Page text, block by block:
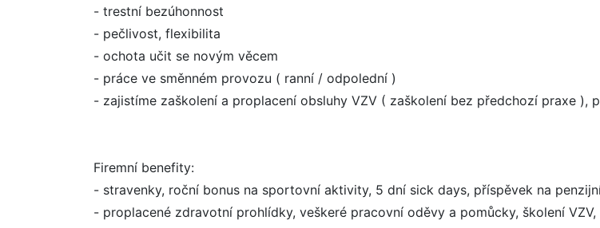
- trestní bezúhonnost
- pečlivost, flexibilita
- ochota učit se novým věcem
- práce ve směnném provozu ( ranní / odpolední )
- zajistíme zaškolení a proplacení obsluhy VZV ( zaškolení bez předchozí praxe ),
Firemní benefity:
- stravenky, roční bonus na sportovní aktivity, 5 dní sick days, příspěvek na
- proplacené zdravotní prohlídky, veškeré pracovní oděvy a pomůcky, školení